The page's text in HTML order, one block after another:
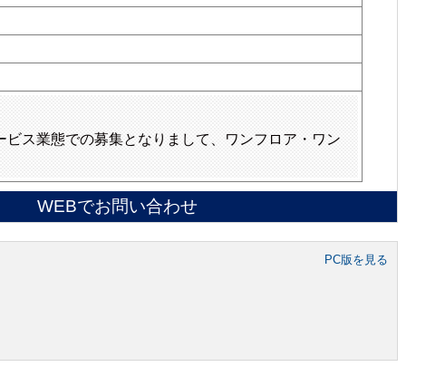
ス業態での募集となりまして、ワンフロア・ワン
WEBでお問い合わせ
PC版を見る